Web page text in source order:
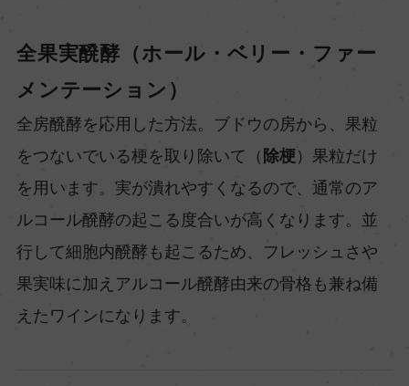
全果実醗酵（ホール・ベリー・ファー
メンテーション）
全房醗酵を応用した方法。ブドウの房から、果粒
をつないでいる梗を取り除いて（ 除梗）果粒だけ
を用います。実が潰れやすくなるので、通常のア
ルコール醗酵の起こる度合いが高くなります。並
行して細胞内醗酵も起こるため、フレッシュさや
果実味に加えアルコール醗酵由来の骨格も兼ね備
えたワインになります。